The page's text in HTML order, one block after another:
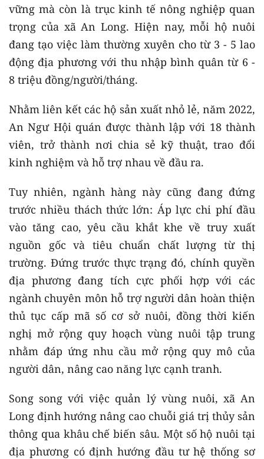
vững mà còn là trục kinh tế nông nghiệp quan
trọng của xã An Long. Hiện nay, mỗi hộ nuôi
đang tạo việc làm thường xuyên cho từ 3 - 5 lao
động địa phương với thu nhập bình quân từ 6 -
8 triệu đồng/người/tháng.
Nhằm liên kết các hộ sản xuất nhỏ lẻ, năm 2022,
An Ngư Hội quán được thành lập với 18 thành
viên, trở thành nơi chia sẻ kỹ thuật, trao đổi
kinh nghiệm và hỗ trợ nhau về đầu ra.
Tuy nhiên, ngành hàng này cũng đang đứng
trước nhiều thách thức lớn: Áp lực chi phí đầu
vào tăng cao, yêu cầu khắt khe về truy xuất
nguồn gốc và tiêu chuẩn chất lượng từ thị
trường. Đứng trước thực trạng đó, chính quyền
địa phương đang tích cực phối hợp với các
ngành chuyên môn hỗ trợ người dân hoàn thiện
thủ tục cấp mã số cơ sở nuôi, đồng thời kiến
nghị mở rộng quy hoạch vùng nuôi tập trung
nhằm đáp ứng nhu cầu mở rộng quy mô của
người dân, nâng cao năng lực cạnh tranh.
Song song với việc quản lý vùng nuôi, xã An
Long định hướng nâng cao chuỗi giá trị thủy sản
thông qua khâu chế biến sâu. Một số hộ nuôi tại
địa phương có định hướng đầu tư hệ thống sơ